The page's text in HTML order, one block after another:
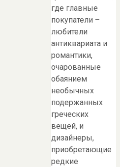
где главные
покупатели –
любители
антиквариата и
романтики,
очарованные
обаянием
необычных
подержанных
греческих
вещей, и
дизайнеры,
приобретающие
редкие